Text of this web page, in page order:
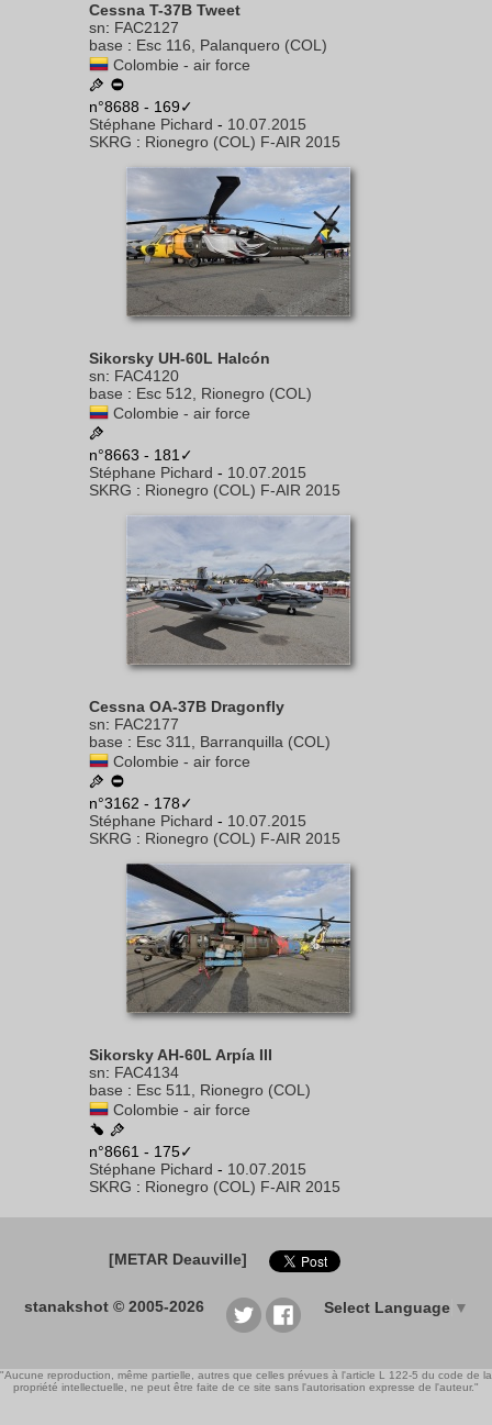
Cessna T-37B Tweet
sn: FAC2127
base : Esc 116, Palanquero (COL)
Colombie - air force
n°8688 - 169✓
Stéphane Pichard - 10.07.2015
SKRG : Rionegro (COL) F-AIR 2015
Sikorsky UH-60L Halcón
sn: FAC4120
base : Esc 512, Rionegro (COL)
Colombie - air force
n°8663 - 181✓
Stéphane Pichard - 10.07.2015
SKRG : Rionegro (COL) F-AIR 2015
Cessna OA-37B Dragonfly
sn: FAC2177
base : Esc 311, Barranquilla (COL)
Colombie - air force
n°3162 - 178✓
Stéphane Pichard - 10.07.2015
SKRG : Rionegro (COL) F-AIR 2015
Sikorsky AH-60L Arpía III
sn: FAC4134
base : Esc 511, Rionegro (COL)
Colombie - air force
n°8661 - 175✓
Stéphane Pichard - 10.07.2015
SKRG : Rionegro (COL) F-AIR 2015
[METAR Deauville]
stanakshot © 2005-2026 Select Language ▼
"Aucune reproduction, même partielle, autres que celles prévues à l'article L 122-5 du code de la
propriété intellectuelle, ne peut être faite de ce site sans l'autorisation expresse de l'auteur."